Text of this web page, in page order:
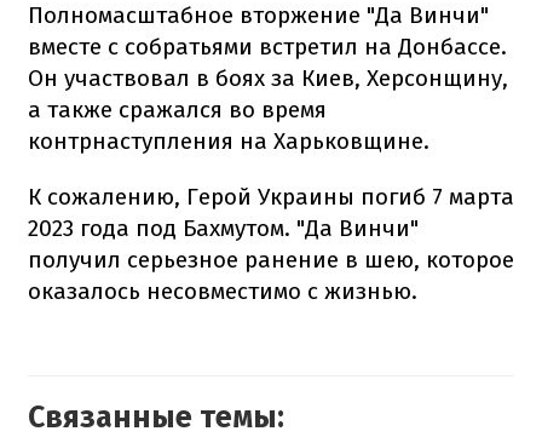
Полномасштабное вторжение "Да Винчи"
вместе с собратьями встретил на Донбассе.
Он участвовал в боях за Киев, Херсонщину,
а также сражался во время
контрнаступления на Харьковщине.
К сожалению, Герой Украины погиб 7 марта
2023 года под Бахмутом. "Да Винчи"
получил серьезное ранение в шею, которое
оказалось несовместимо с жизнью.
Связанные темы: